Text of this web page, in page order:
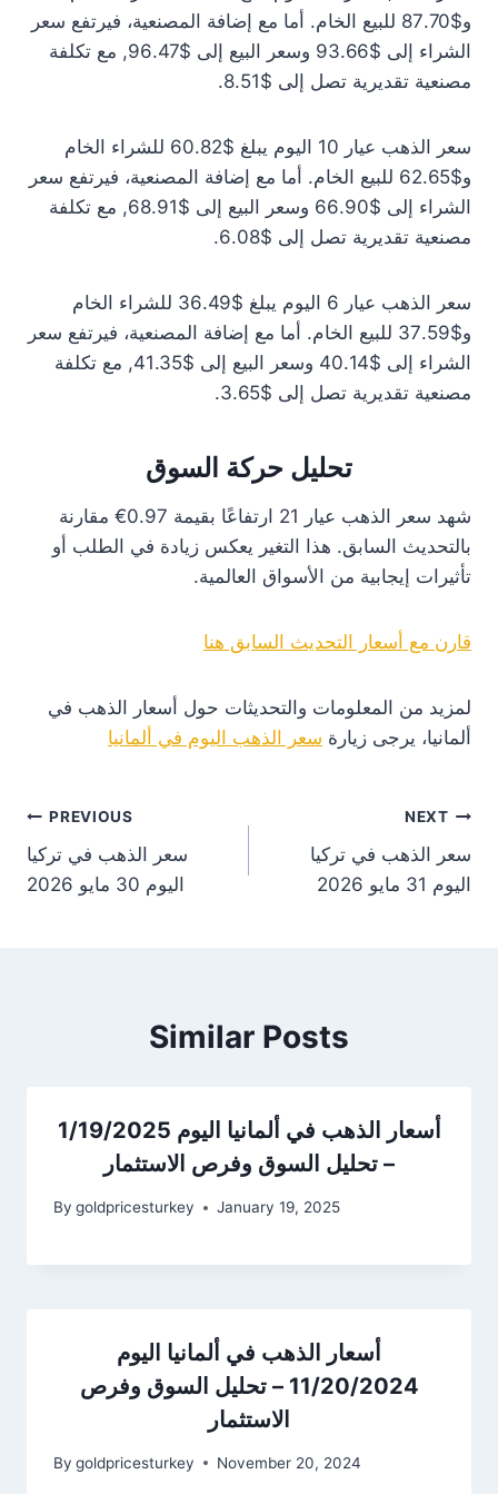
و$87.70 للبيع الخام. أما مع إضافة المصنعية، فيرتفع سعر
الشراء إلى $93.66 وسعر البيع إلى $96.47, مع تكلفة
مصنعية تقديرية تصل إلى $8.51.
سعر الذهب عيار 10 اليوم يبلغ $60.82 للشراء الخام
و$62.65 للبيع الخام. أما مع إضافة المصنعية، فيرتفع سعر
الشراء إلى $66.90 وسعر البيع إلى $68.91, مع تكلفة
مصنعية تقديرية تصل إلى $6.08.
سعر الذهب عيار 6 اليوم يبلغ $36.49 للشراء الخام
و$37.59 للبيع الخام. أما مع إضافة المصنعية، فيرتفع سعر
الشراء إلى $40.14 وسعر البيع إلى $41.35, مع تكلفة
مصنعية تقديرية تصل إلى $3.65.
تحليل حركة السوق
شهد سعر الذهب عيار 21 ارتفاعًا بقيمة 0.97€ مقارنة
بالتحديث السابق. هذا التغير يعكس زيادة في الطلب أو
تأثيرات إيجابية من الأسواق العالمية.
قارن مع أسعار التحديث السابق هنا
لمزيد من المعلومات والتحديثات حول أسعار الذهب في
ألمانيا، يرجى زيارة سعر الذهب اليوم في ألمانيا
PREVIOUS
سعر الذهب في تركيا
اليوم 30 مايو 2026
NEXT
سعر الذهب في تركيا
اليوم 31 مايو 2026
Similar Posts
أسعار الذهب في ألمانيا اليوم 1/19/2025
– تحليل السوق وفرص الاستثمار
By goldpricesturkey January 19, 2025
أسعار الذهب في ألمانيا اليوم
11/20/2024 – تحليل السوق وفرص
الاستثمار
By goldpricesturkey November 20, 2024